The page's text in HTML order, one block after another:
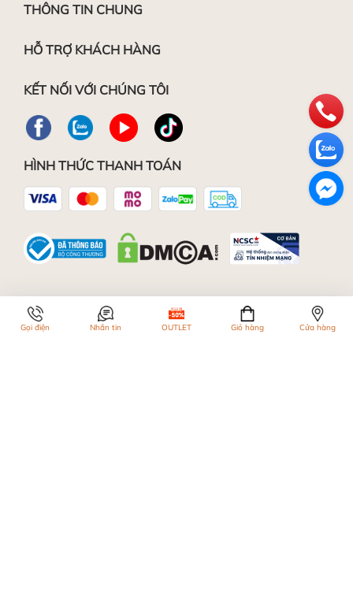
THÔNG TIN CHUNG
HỖ TRỢ KHÁCH HÀNG
KẾT NỐI VỚI CHÚNG TÔI
HÌNH THỨC THANH TOÁN
Gọi điện Nhắn tin OUTLET Giỏ hàng Cửa hàng